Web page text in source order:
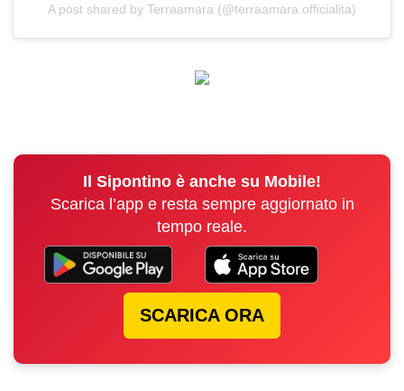
A post shared by Terraamara (@terraamara.officialita)
Il Sipontino è anche su Mobile!
Scarica l’app e resta sempre aggiornato in
tempo reale.
SCARICA ORA